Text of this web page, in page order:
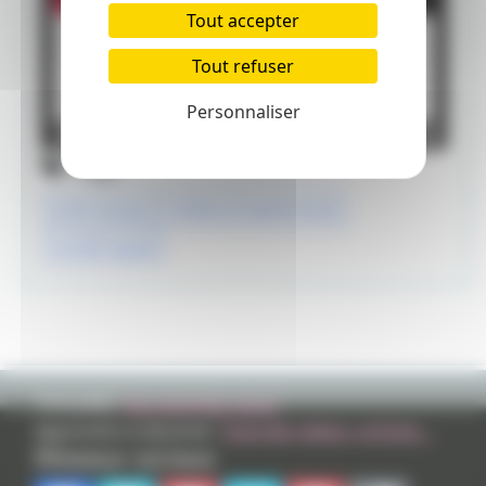
Tout accepter
Tout refuser
Personnaliser
Tags
TVHLAND:Qui sommes nous?